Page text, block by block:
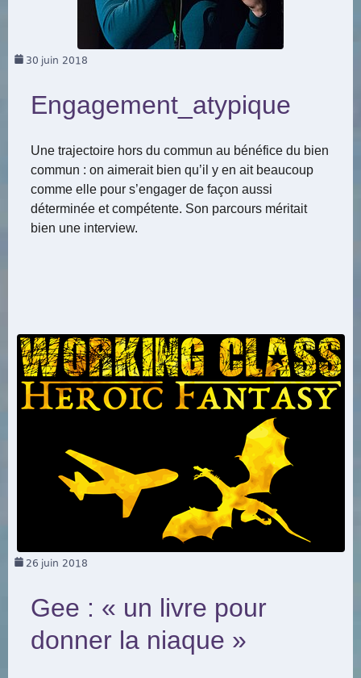
30 juin 2018
Engagement_atypique
Une trajectoire hors du commun au bénéfice du bien
commun : on aimerait bien qu’il y en ait beaucoup
comme elle pour s’engager de façon aussi
déterminée et compétente. Son parcours méritait
bien une interview.
26 juin 2018
Gee : « un livre pour
donner la niaque »